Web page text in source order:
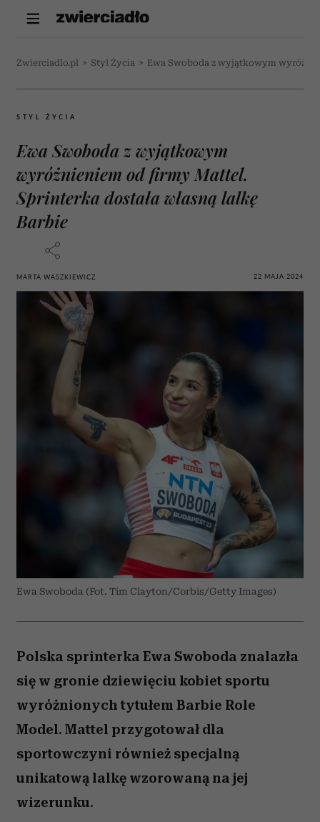
Zwierciadlo.pl > Styl Życia > Ewa Swoboda z wyjątkowym
STYL ŻYCIA
Ewa Swoboda z wyjątkowym
wyróżnieniem od firmy Mattel.
Sprinterka dostała własną lalkę
Barbie
MARTA WASZKIEWICZ 22 MAJA 2024
Ewa Swoboda (Fot. Tim Clayton/Corbis/Getty Images)
Polska sprinterka Ewa Swoboda znalazła
się w gronie dziewięciu kobiet sportu
wyróżnionych tytułem Barbie Role
Model. Mattel przygotował dla
sportowczyni również specjalną
unikatową lalkę wzorowaną na jej
wizerunku.